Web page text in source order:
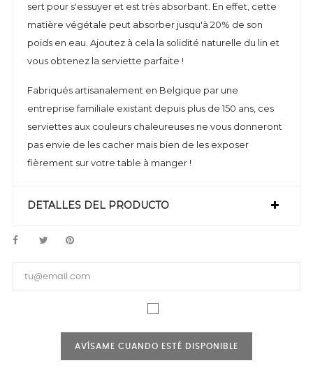
sert pour s'essuyer et est très absorbant. En effet, cette
matière végétale peut absorber jusqu'à 20% de son
poids en eau. Ajoutez à cela la solidité naturelle du lin et
vous obtenez la serviette parfaite !
Fabriqués artisanalement en Belgique par une
entreprise familiale existant depuis plus de 150 ans, ces
serviettes aux couleurs chaleureuses ne vous donneront
pas envie de les cacher mais bien de les exposer
fièrement sur votre table à manger !
DETALLES DEL PRODUCTO
AVÍSAME CUANDO ESTÉ DISPONIBLE